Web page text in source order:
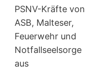
PSNV-Kräfte von
ASB, Malteser,
Feuerwehr und
Notfallseelsorge
aus